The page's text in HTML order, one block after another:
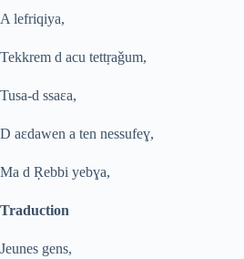
A lefriqiya,
Tekkrem d acu tettṛaǧum,
Tusa-d ssaɛa,
D aɛdawen a ten nessufeɣ,
Ma d Ṛebbi yebɣa,
Traduction
Jeunes gens,